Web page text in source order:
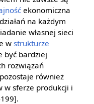
ekonomiczna
na każdym
własnej sieci
w strukturze
być bardziej
rozwiązań
również
w sferze produkcji i